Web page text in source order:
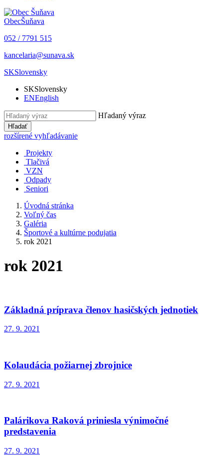
ObecŠuňava
052 / 7791 515
kancelaria@sunava.sk
SKSlovensky
SKSlovensky
ENEnglish
Hľadaný výraz
Hľadať
rozšírené vyhľadávanie
Projekty
Tlačivá
VZN
Odpady
Seniori
Úvodná stránka
Voľný čas
Galéria
Športové a kultúrne podujatia
rok 2021
rok 2021
Základná príprava členov hasičských jednotiek
27. 9. 2021
Kolaudácia požiarnej zbrojnice
27. 9. 2021
Palárikova Raková priniesla výnimočné
predstavenia
27. 9. 2021